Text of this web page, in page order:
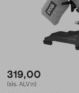
319,00
(sis. ALV:n)